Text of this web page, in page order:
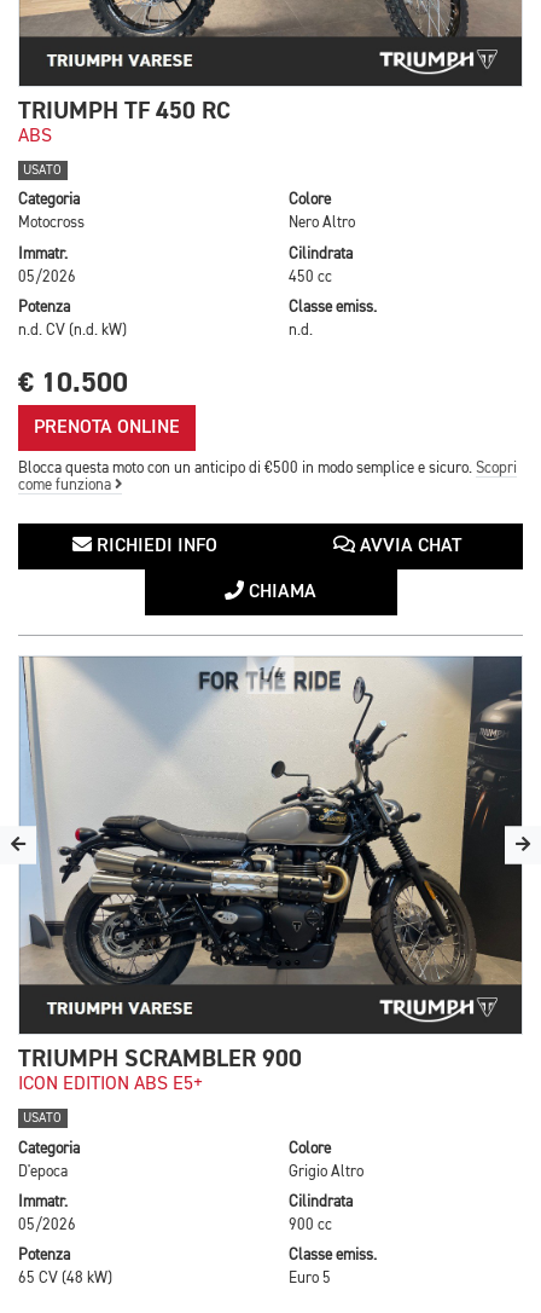
TRIUMPH TF 450 RC
ABS
USATO
Categoria
Motocross
Colore
Nero Altro
Immatr.
05/2026
Cilindrata
450 cc
Potenza
n.d. CV (n.d. kW)
Classe emiss.
n.d.
€ 10.500
PRENOTA ONLINE
Blocca questa moto con un anticipo di €500 in modo semplice e sicuro. Scopri
come funziona
RICHIEDI INFO AVVIA CHAT
CHIAMA
1/4
TRIUMPH SCRAMBLER 900
ICON EDITION ABS E5+
USATO
Categoria
D'epoca
Colore
Grigio Altro
Immatr.
05/2026
Cilindrata
900 cc
Potenza
65 CV (48 kW)
Classe emiss.
Euro 5